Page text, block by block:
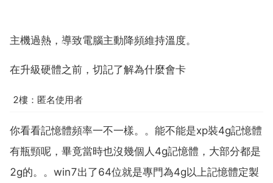
主機過熱，導致電腦主動降頻維持溫度。
在升級硬體之前，切記了解為什麼會卡
2樓：匿名使用者
你看看記憶體頻率一不一樣。。能不能是xp裝4g記憶體
有瓶頸呢，畢竟當時也沒幾個人4g記憶體，大部分都是
2g的。。win7出了64位就是專門為4g以上記憶體定製